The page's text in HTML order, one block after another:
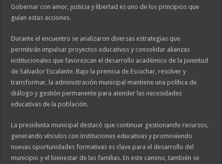
Gobernar con amor, justicia y libertad es uno de los principios que
guían estas acciones.
Durante el encuentro se analizaron diversas estrategias que
permitirán impulsar proyectos educativos y consolidar alianzas
institucionales que favorezcan el desarrollo académico de la juventud
de Salvador Escalante. Bajo la premisa de Escuchar, resolver y
transformar, la administración municipal mantiene una política de
diálogo y gestión permanente para atender las necesidades
educativas de la población.
La presidenta municipal destacó que continuar gestionando recursos,
generando vínculos con instituciones educativas y promoviendo
nuevas oportunidades formativas es clave para el desarrollo del
municipio y el bienestar de las familias. En este camino, también se